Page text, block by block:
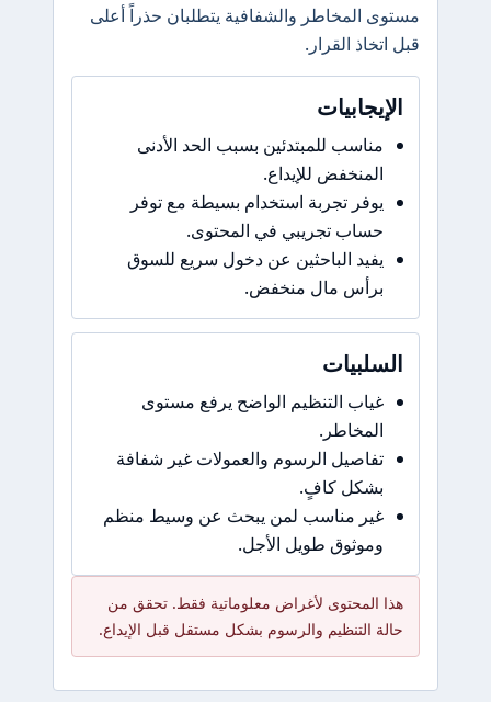
مستوى المخاطر والشفافية يتطلبان حذراً أعلى
قبل اتخاذ القرار.
الإيجابيات
مناسب للمبتدئين بسبب الحد الأدنى
المنخفض للإيداع.
يوفر تجربة استخدام بسيطة مع توفر
حساب تجريبي في المحتوى.
يفيد الباحثين عن دخول سريع للسوق
برأس مال منخفض.
السلبيات
غياب التنظيم الواضح يرفع مستوى
المخاطر.
تفاصيل الرسوم والعمولات غير شفافة
بشكل كافٍ.
غير مناسب لمن يبحث عن وسيط منظم
وموثوق طويل الأجل.
هذا المحتوى لأغراض معلوماتية فقط. تحقق من
حالة التنظيم والرسوم بشكل مستقل قبل الإيداع.